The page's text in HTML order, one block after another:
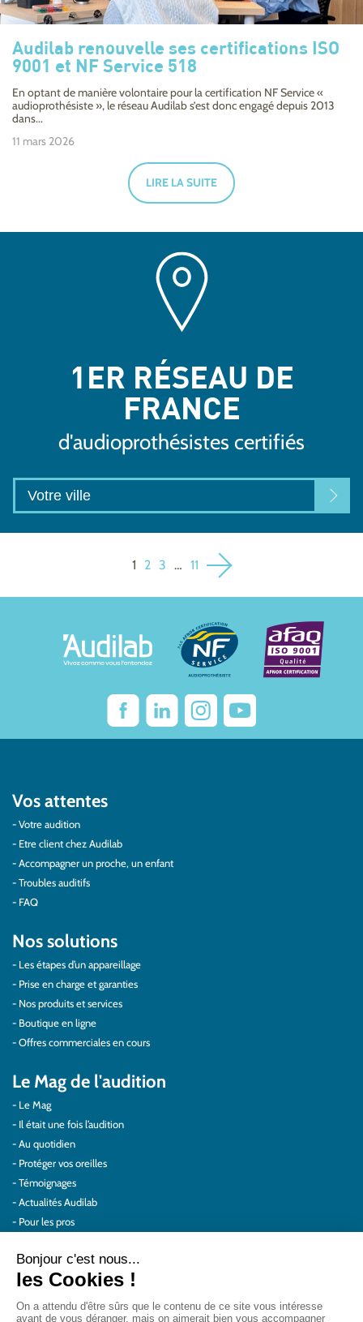
Audilab renouvelle ses certifications ISO
9001 et NF Service 518
En optant de manière volontaire pour la certification NF Service «
audioprothésiste », le réseau Audilab s’est donc engagé depuis 2013
dans...
11 mars 2026
LIRE LA SUITE
1ER RÉSEAU DE
FRANCE
d'audioprothésistes certifiés
1 2 3 … 11
Vos attentes
Votre audition
Etre client chez Audilab
Accompagner un proche, un enfant
Troubles auditifs
FAQ
Nos solutions
Les étapes d’un appareillage
Prise en charge et garanties
Nos produits et services
Boutique en ligne
Offres commerciales en cours
Le Mag de l'audition
Le Mag
Il était une fois l’audition
Au quotidien
Protéger vos oreilles
Témoignages
Actualités Audilab
Pour les pros
Le réseau Audilab
Notre histoire – Nos valeurs
Le choix de la qualité